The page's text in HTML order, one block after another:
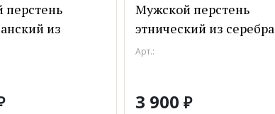
из
Мужской перстень
этнический из серебра
Арт.:
3 900 ₽